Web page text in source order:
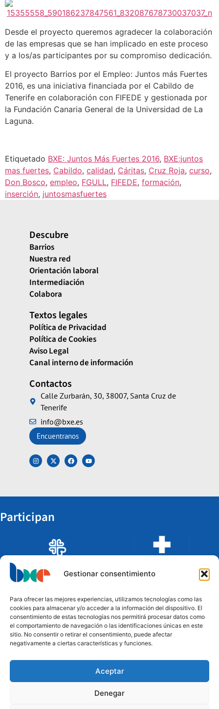
Gestionar consentimiento
Para ofrecer las mejores experiencias, utilizamos tecnologías como las
cookies para almacenar y/o acceder a la información del dispositivo. El
consentimiento de estas tecnologías nos permitirá procesar datos como
el comportamiento de navegación o las identificaciones únicas en este
sitio. No consentir o retirar el consentimiento, puede afectar
negativamente a ciertas características y funciones.
Aceptar
Denegar
Desde el proyecto queremos agradecer la colaboración
de las empresas que se han implicado en este proceso
y a los/as participantes por su compromiso dedicación.
El proyecto Barrios por el Empleo: Juntos más Fuertes
2016, es una iniciativa financiada por el Cabildo de
Tenerife en colaboración con FIFEDE y gestionada por
la Fundación Canaria General de la Universidad de La
Laguna.
Etiquetado BXE: Juntos Más Fuertes 2016, BXE:juntos
mas fuertes, Cabildo, calidad, Cáritas, Cruz Roja, curso,
Don Bosco, empleo, FGULL, FIFEDE, formación,
inserción, juntosmasfuertes
Descubre
Barrios
Nuestra red
Orientación laboral
Intermediación
Colabora
Textos legales
Política de Privacidad
Política de Cookies
Aviso Legal
Canal interno de información
Contactos
Calle Zurbarán, 30, 38007, Santa Cruz de
Tenerife
info@bxe.es
Encuentranos
Participan
Financian